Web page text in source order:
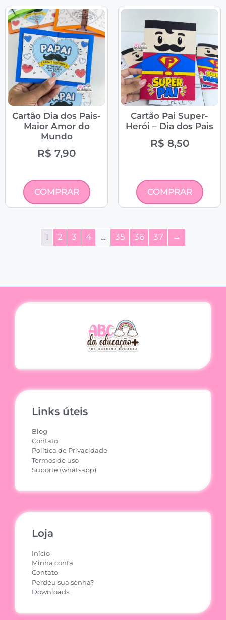
Cartão Dia dos Pais-
Maior Amor do
Mundo
R$ 7,90
COMPRAR
Cartão Pai Super-
Herói – Dia dos Pais
R$ 8,50
COMPRAR
1 2 3 4 … 35 36 37 →
Links úteis
Blog
Contato
Política de Privacidade
Termos de uso
Suporte (whatsapp)
Loja
Início
Minha conta
Contato
Perdeu sua senha?
Downloads